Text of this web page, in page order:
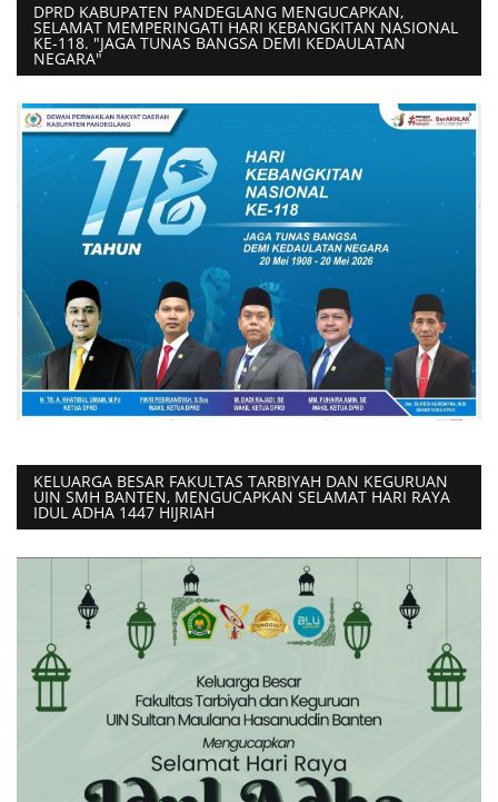
DPRD KABUPATEN PANDEGLANG MENGUCAPKAN,
SELAMAT MEMPERINGATI HARI KEBANGKITAN NASIONAL
KE-118. "JAGA TUNAS BANGSA DEMI KEDAULATAN
NEGARA"
KELUARGA BESAR FAKULTAS TARBIYAH DAN KEGURUAN
UIN SMH BANTEN, MENGUCAPKAN SELAMAT HARI RAYA
IDUL ADHA 1447 HIJRIAH